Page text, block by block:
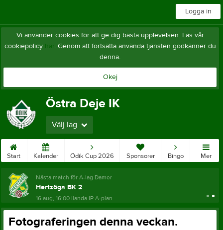
Logga in
Vi använder cookies för att ge dig bästa upplevelsen. Läs vår
cookiepolicy här. Genom att fortsätta använda tjänsten godkänner du
denna.
Okej
Östra Deje IK
Välj lag
Start Kalender Ödik Cup 2026 Sponsorer Bingo Mer
Nästa match för A-lag Damer
Hertzöga BK 2
16 aug, 16:00 Ilanda IP A-plan
Fotograferingen denna veckan.